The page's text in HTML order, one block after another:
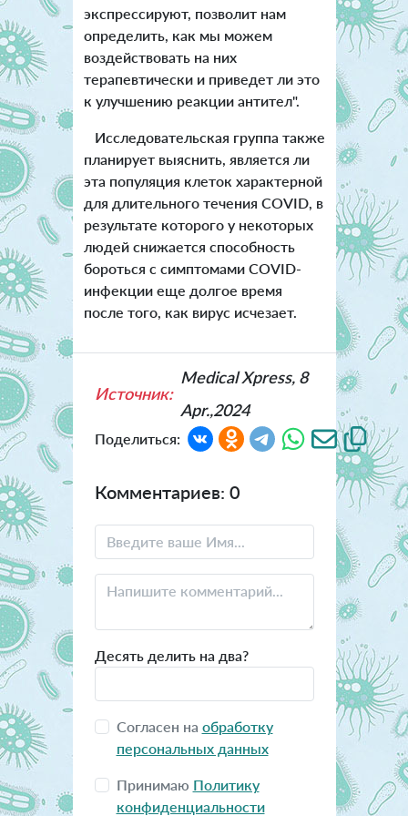
экспрессируют, позволит нам
определить, как мы можем
воздействовать на них
терапевтически и приведет ли это
к улучшению реакции антител".
Исследовательская группа также
планирует выяснить, является ли
эта популяция клеток характерной
для длительного течения COVID, в
результате которого у некоторых
людей снижается способность
бороться с симптомами COVID-
инфекции еще долгое время
после того, как вирус исчезает.
Источник:
Medical Xpress, 8
Apr.,2024
Поделиться:
Комментариев: 0
Десять делить на два?
Согласен на обработку
персональных данных
Принимаю Политику
конфиденциальности